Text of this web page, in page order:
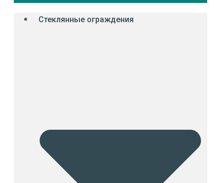
Стеклянные ограждения